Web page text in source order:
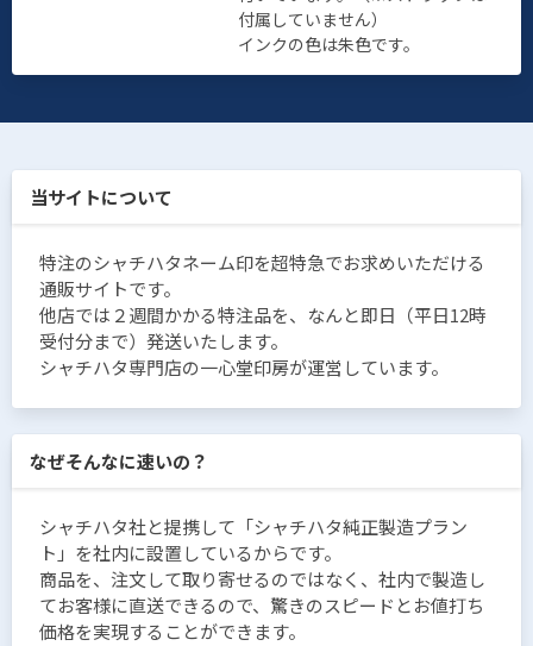
付属していません）
インクの色は朱色です。
当サイトについて
特注のシャチハタネーム印を超特急でお求めいただける
通販サイトです。
他店では２週間かかる特注品を、なんと即日（平日12時
受付分まで）発送いたします。
シャチハタ専門店の一心堂印房が運営しています。
なぜそんなに速いの？
シャチハタ社と提携して「シャチハタ純正製造プラン
ト」を社内に設置しているからです。
商品を、注文して取り寄せるのではなく、社内で製造し
てお客様に直送できるので、驚きのスピードとお値打ち
価格を実現することができます。